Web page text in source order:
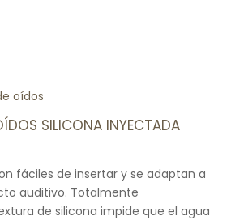
oídos
SILICONA INYECTADA
fáciles de insertar y se adaptan a
auditivo. Totalmente
de silicona impide que el agua